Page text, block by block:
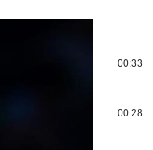
00:33
00:28